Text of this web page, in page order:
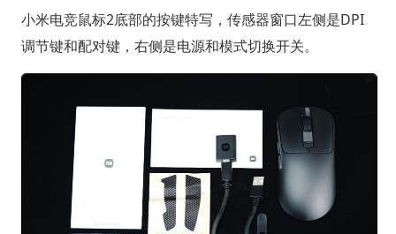
小米电竞鼠标2底部的按键特写，传感器窗口左侧是DPI
调节键和配对键，右侧是电源和模式切换开关。